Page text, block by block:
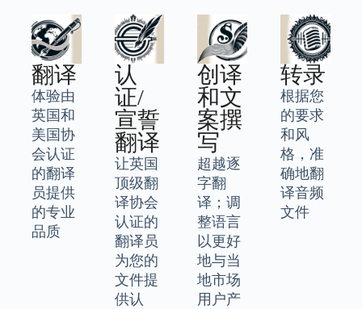
翻译
体验由
英国和
美国协
会认证
的翻译
员提供
的专业
品质
认
证/
宣誓
翻译
让英国
顶级翻
译协会
认证的
翻译员
为您的
文件提
供认
创译
和文
案撰
写
超越逐
字翻
译；调
整语言
以更好
地与当
地市场
用户产
转录
根据您
的要求
和风
格，准
确地翻
译音频
文件